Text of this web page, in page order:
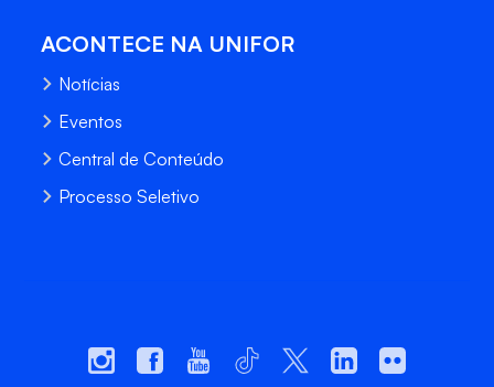
ACONTECE NA UNIFOR
Notícias
Eventos
Central de Conteúdo
Processo Seletivo